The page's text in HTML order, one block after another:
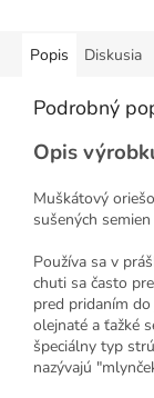
Popis Diskusia
Podrobný
Opis
Muškátový
sušených
Používa sa v
chuti sa často
pred pridaním
olejnaté a ťažké
špeciálny typ
nazývajú